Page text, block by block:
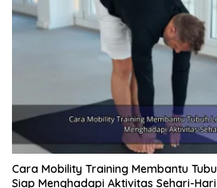
hangat.
Hidrasi yang
Minum Air Putih
Dehidrasi dapat
kepala, dan penurunan
minum air putih yang
Cara Mobility Training Membantu
Siap Menghadapi Aktivitas Sehari-Hari